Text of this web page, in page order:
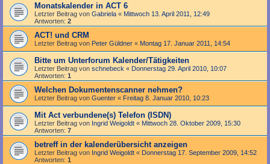
Monatskalender in ACT 6
Letzter Beitrag von Gabriela « Mittwoch 13. April 2011, 12:49
Antworten: 2
ACT! und CRM
Letzter Beitrag von Peter Güldner « Montag 17. Januar 2011, 14:54
Bitte um Unterforum Kalender/Tätigkeiten
Letzter Beitrag von schnebeck « Donnerstag 29. April 2010, 10:07
Antworten: 1
Welchen Dokumentenscanner nehmen?
Letzter Beitrag von Guenter « Freitag 8. Januar 2010, 10:23
Mit Act verbundene(s) Telefon (ISDN)
Letzter Beitrag von Ingrid Weigoldt « Mittwoch 28. Oktober 2009, 15:30
Antworten: 7
betreff in der kalenderübersicht anzeigen
Letzter Beitrag von Ingrid Weigoldt « Donnerstag 17. September 2009, 14:52
Antworten: 1